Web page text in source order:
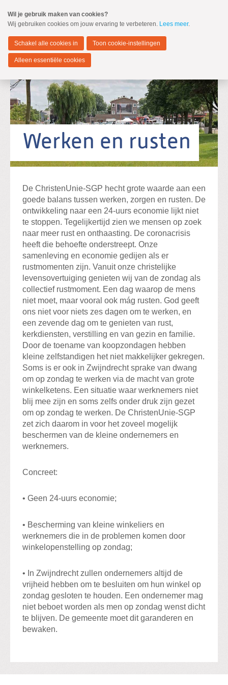
naar
Spring
de
inhoud
Spring
naar
hoofdmenu
Zwijndrecht
MENU
Standpunten
Verkiezingsprogramma 2026-2030
Zoeken
Werken en rusten
De ChristenUnie-SGP hecht grote waarde aan een
goede balans tussen werken, zorgen en rusten. De
ontwikkeling naar een 24-uurs economie lijkt niet
te stoppen. Tegelijkertijd zien we mensen op zoek
naar meer rust en onthaasting. De coronacrisis
heeft die behoefte onderstreept. Onze
samenleving en economie gedijen als er
rustmomenten zijn. Vanuit onze christelijke
levensovertuiging genieten wij van de zondag als
collectief rustmoment. Een dag waarop de mens
niet moet, maar vooral ook mág rusten. God geeft
ons niet voor niets zes dagen om te werken, en
een zevende dag om te genieten van rust,
kerkdiensten, verstilling en van gezin en familie.
Door de toename van koopzondagen hebben
kleine zelfstandigen het niet makkelijker gekregen.
Soms is er ook in Zwijndrecht sprake van dwang
om op zondag te werken via de macht van grote
winkelketens. Een situatie waar werknemers niet
blij mee zijn en soms zelfs onder druk zijn gezet
om op zondag te werken. De ChristenUnie-SGP
zet zich daarom in voor het zoveel mogelijk
beschermen van de kleine ondernemers en
werknemers.
Concreet:
• Geen 24-uurs economie;
• Bescherming van kleine winkeliers en
werknemers die in de problemen komen door
winkelopenstelling op zondag;
• In Zwijndrecht zullen ondernemers altijd de
vrijheid hebben om te besluiten om hun winkel op
zondag gesloten te houden. Een ondernemer mag
niet beboet worden als men op zondag wenst dicht
te blijven. De gemeente moet dit garanderen en
bewaken.
Wil je gebruik maken van cookies?
Wij gebruiken cookies om jouw ervaring te verbeteren. Lees meer.
Schakel alle cookies in Toon cookie-instellingen
Alleen essentiële cookies